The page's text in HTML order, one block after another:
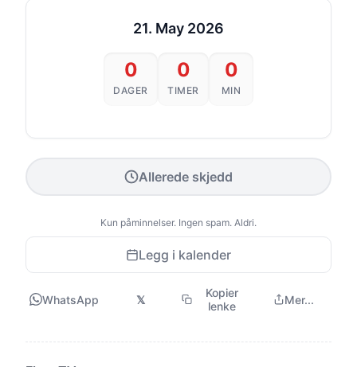
21. May 2026
0
DAGER
0
TIMER
0
MIN
Allerede skjedd
Kun påminnelser. Ingen spam. Aldri.
Legg i kalender
WhatsApp 𝕏
Kopier
lenke
Mer...